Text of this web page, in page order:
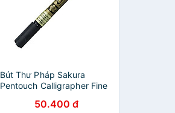
Bút Thư Pháp Sakura
Pentouch Calligrapher Fine
50.400 đ